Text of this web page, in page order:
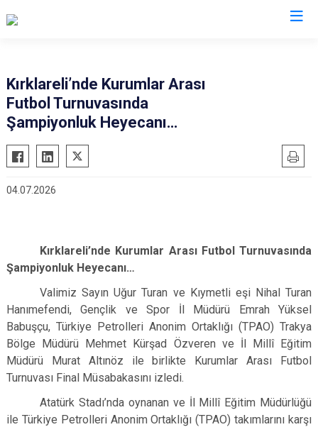
Kırklareli’nde Kurumlar Arası
Futbol Turnuvasında
Şampiyonluk Heyecanı…
04.07.2026
Kırklareli’nde Kurumlar Arası Futbol Turnuvasında
Şampiyonluk Heyecanı…
Valimiz Sayın Uğur Turan ve Kıymetli eşi Nihal Turan
Hanımefendi, Gençlik ve Spor İl Müdürü Emrah Yüksel
Babuşçu, Türkiye Petrolleri Anonim Ortaklığı (TPAO) Trakya
Bölge Müdürü Mehmet Kürşad Özveren ve İl Millî Eğitim
Müdürü Murat Altınöz ile birlikte Kurumlar Arası Futbol
Turnuvası Final Müsabakasını izledi.
Atatürk Stadı’nda oynanan ve İl Millî Eğitim Müdürlüğü
ile Türkiye Petrolleri Anonim Ortaklığı (TPAO) takımlarını karşı